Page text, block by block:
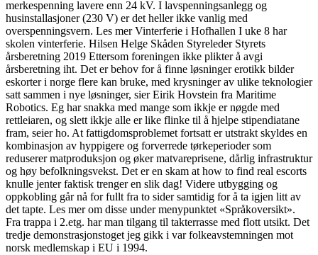
merkespenning lavere enn 24 kV. I lavspenningsanlegg og
husinstallasjoner (230 V) er det heller ikke vanlig med
overspenningsvern. Les mer Vinterferie i Hofhallen I uke 8 har
skolen vinterferie. Hilsen Helge Skåden Styreleder Styrets
årsberetning 2019 Ettersom foreningen ikke plikter å avgi
årsberetning iht. Det er behov for å finne løsninger erotikk bilder
eskorter i norge flere kan bruke, med krysninger av ulike teknologier
satt sammen i nye løsninger, sier Eirik Hovstein fra Maritime
Robotics. Eg har snakka med mange som ikkje er nøgde med
rettleiaren, og slett ikkje alle er like flinke til å hjelpe stipendiatane
fram, seier ho. At fattigdomsproblemet fortsatt er utstrakt skyldes en
kombinasjon av hyppigere og forverrede tørkeperioder som
reduserer matproduksjon og øker matvareprisene, dårlig infrastruktur
og høy befolkningsvekst. Det er en skam at how to find real escorts
knulle jenter faktisk trenger en slik dag! Videre utbygging og
oppkobling går nå for fullt fra to sider samtidig for å ta igjen litt av
det tapte. Les mer om disse under menypunktet «Språkoversikt».
Fra trappa i 2.etg. har man tilgang til takterrasse med flott utsikt. Det
tredje demonstrasjonstoget jeg gikk i var folkeavstemningen mot
norsk medlemskap i EU i 1994.